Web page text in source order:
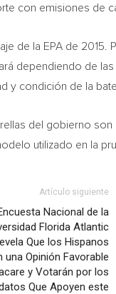
con emisiones de
de la EPA de
dependiendo de
y condición de la
del gobierno
utilizado en la
Artículo siguiente
Nacional de la
Florida Atlantic
Que los Hispanos
una Opinión Favorable
y Votarán por los
Que Apoyen este